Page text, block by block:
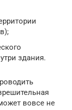
здания.
вовсе не